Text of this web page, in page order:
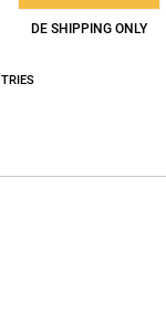
Produkt
DE SHIPPING ONLY